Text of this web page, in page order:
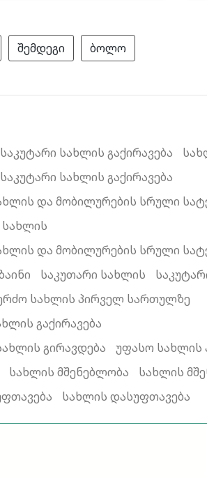
შემდეგი ბოლო
საკუტარი სახლის გაქირავება
საკუტარი სახლის გაქირავება
და მობილურების სრული
სახლის
და მობილურების სრული
საკუთარი სახლის
სახლის პირველ სართულზე
გაქირავება
გირავდება
უფასო სახლის
სახლის მშენებლობა
სახლის
სახლის დასუფთავება